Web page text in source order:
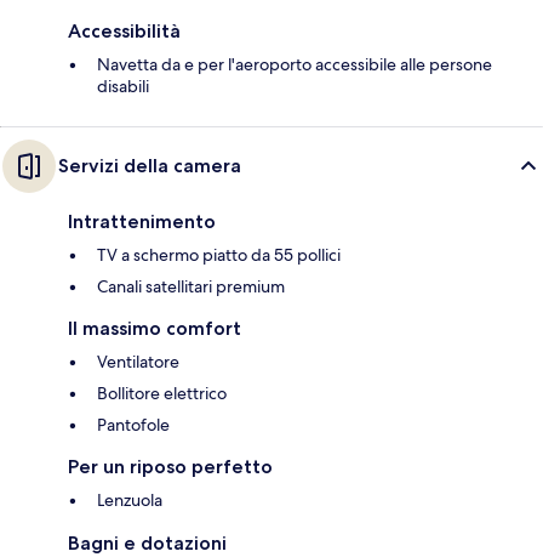
Accessibilità
Navetta da e per l'aeroporto accessibile alle persone
disabili
Servizi della camera
Intrattenimento
TV a schermo piatto da 55 pollici
Canali satellitari premium
Il massimo comfort
Ventilatore
Bollitore elettrico
Pantofole
Per un riposo perfetto
Lenzuola
Bagni e dotazioni